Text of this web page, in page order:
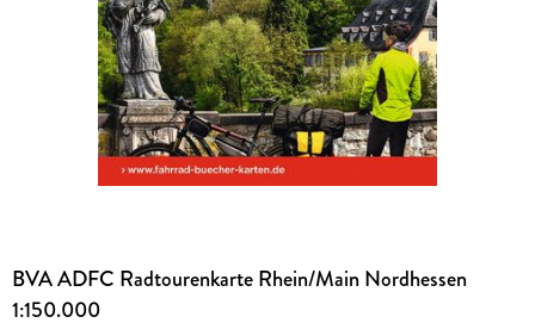
BVA ADFC Radtourenkarte Rhein/Main Nordhessen
1:150.000